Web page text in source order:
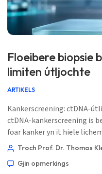
Floeibere biopsie
limiten útljochte
ARTIKELS
Kankerscreening: ctDNA-
ctDNA-kankerscreening is
foar kanker yn it hiele
basearre: sinjaal,
2026 📝 Publisearre: 2
Troch Prof. Dr. Thomas
Gjin opmerkings